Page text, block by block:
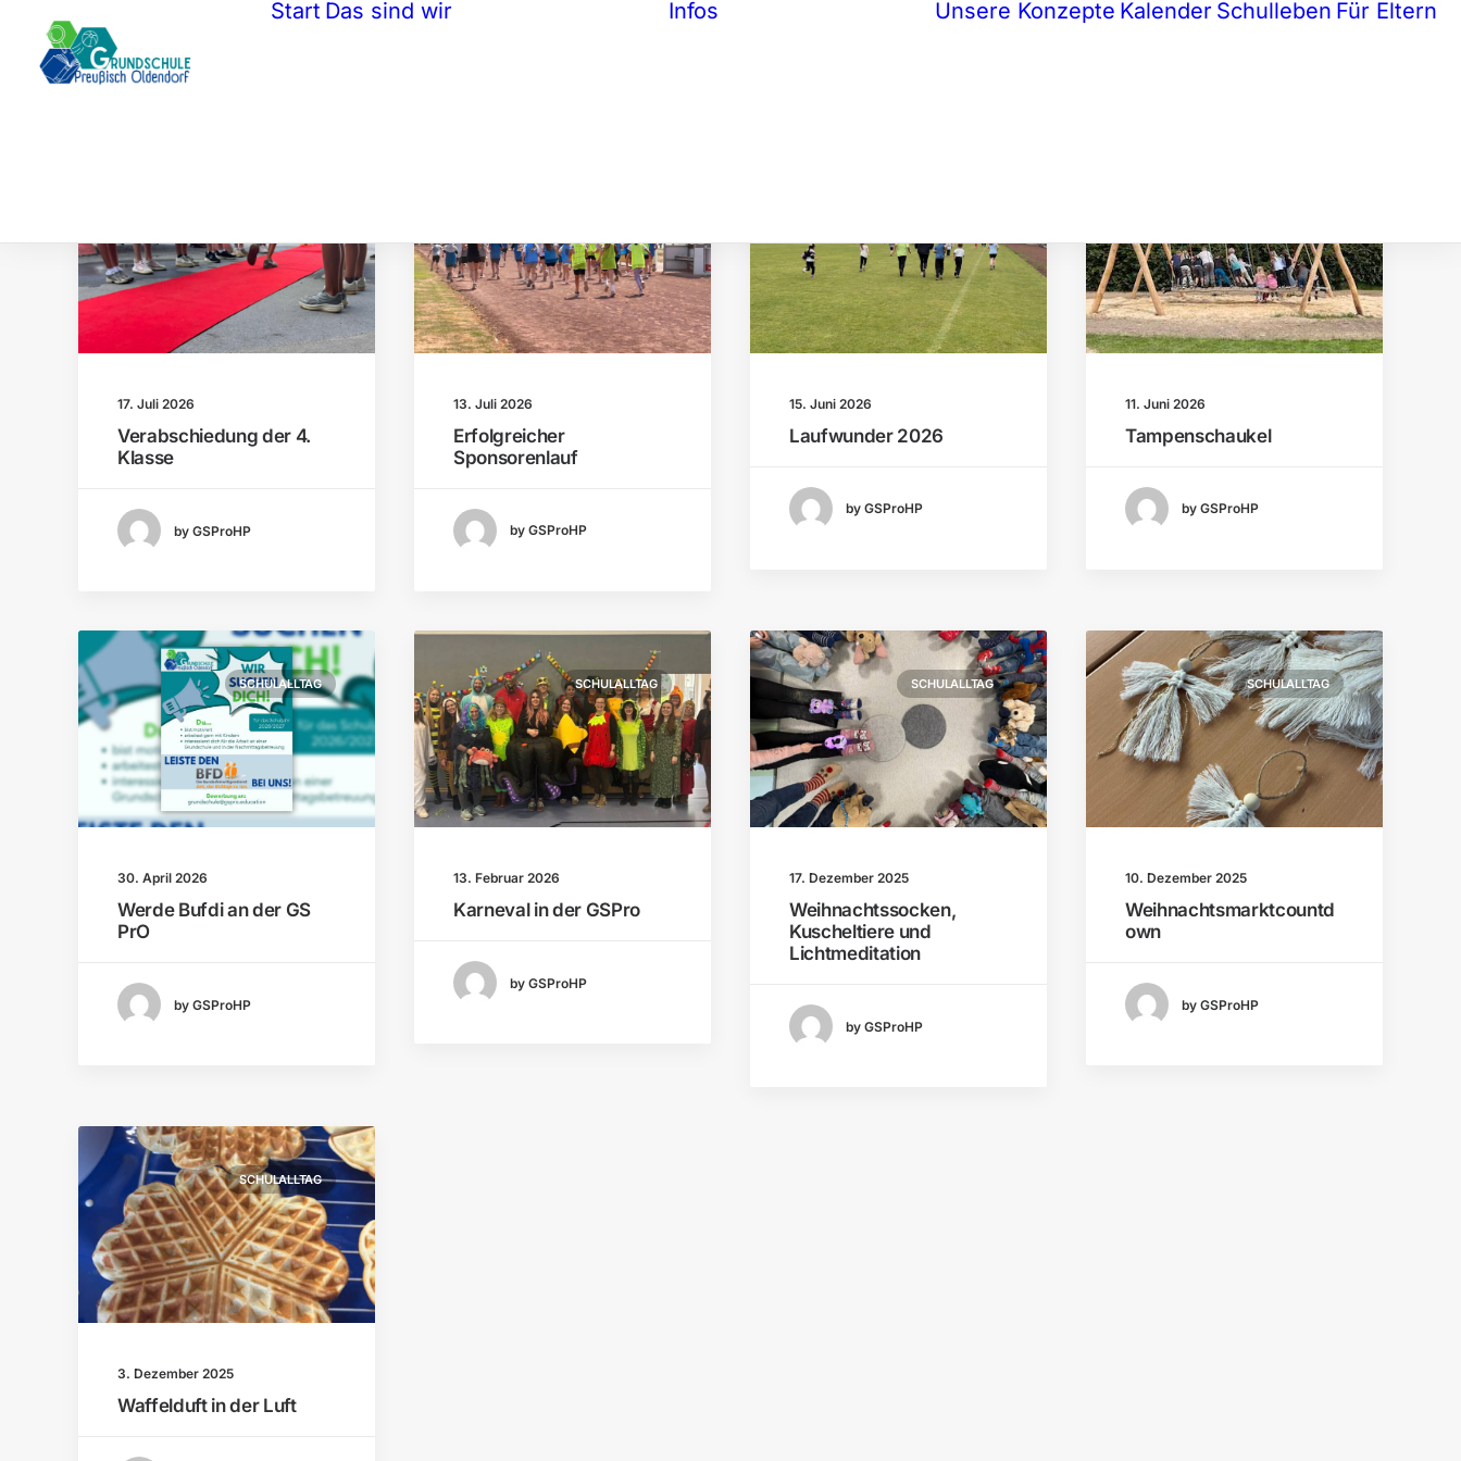
Start Das sind wir Infos Unsere Konzepte Kalender Schulleben Für Eltern
17. Juli 2026
Verabschiedung der 4.
Klasse
by GSProHP
13. Juli 2026
Erfolgreicher
Sponsorenlauf
by GSProHP
15. Juni 2026
Laufwunder 2026
by GSProHP
11. Juni 2026
Tampenschaukel
by GSProHP
SCHULALLTAG
30. April 2026
Werde Bufdi an der GS
PrO
by GSProHP
SCHULALLTAG
13. Februar 2026
Karneval in der GSPro
by GSProHP
SCHULALLTAG
17. Dezember 2025
Weihnachtssocken,
Kuscheltiere und
Lichtmeditation
by GSProHP
SCHULALLTAG
10. Dezember 2025
Weihnachtsmarktcountd
own
by GSProHP
SCHULALLTAG
3. Dezember 2025
Waffelduft in der Luft